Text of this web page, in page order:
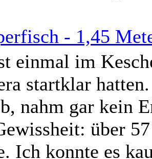
einmal im
startklar
nahm gar kein
über
Ich konnte es